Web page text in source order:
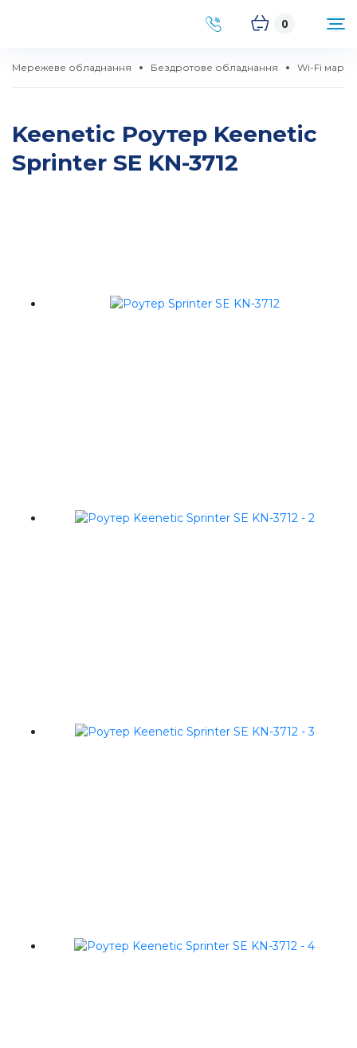
0
Мережеве обладнання Бездротове обладнання Wi-Fi
Keenetic Роутер Keenetic
Sprinter SE KN-3712